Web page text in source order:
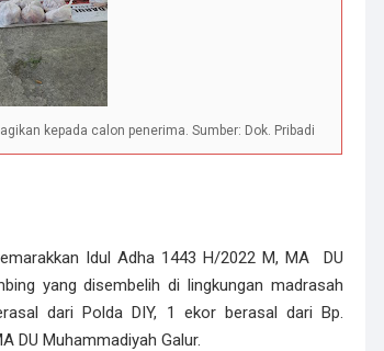
kepada calon penerima. Sumber: Dok. Pribadi
Idul Adha 1443 H/2022 M, MA DU
yang disembelih di lingkungan madrasah
dari Polda DIY, 1 ekor berasal dari Bp.
DU Muhammadiyah Galur.